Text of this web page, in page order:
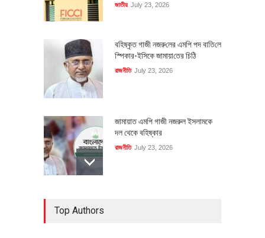
জাতীয় July 23, 2026
বহিষ্কৃত গাজী নজরু‌লের এম‌পি পদ বা‌তি‌লে
স্পিকার-ইসিকে জামায়া‌তের চি‌ঠি
রাজনীতি July 23, 2026
জামায়াত এমপি গাজী নজরুল ইসলামকে
দল থেকে বহিষ্কার
রাজনীতি July 23, 2026
Top Authors